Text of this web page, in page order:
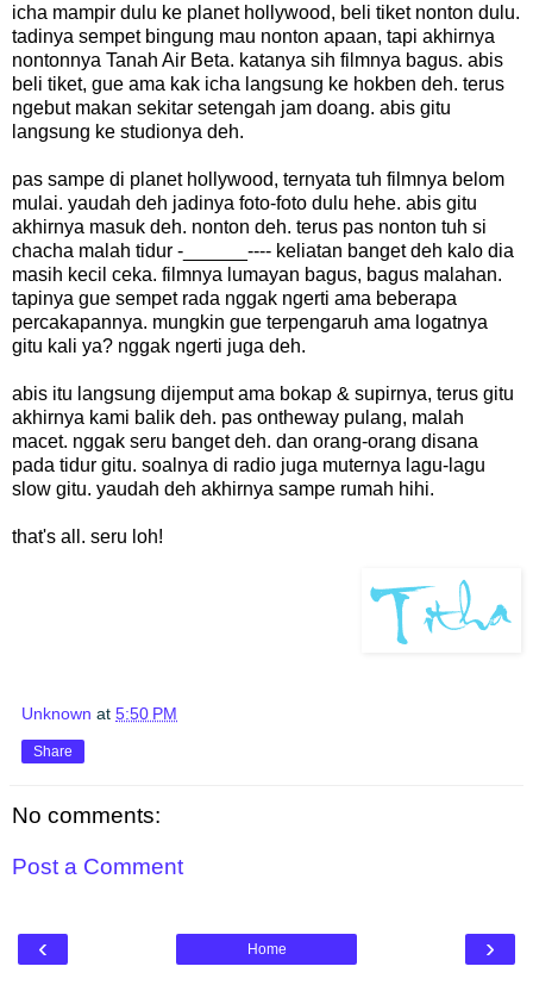
icha mampir dulu ke planet hollywood, beli tiket nonton dulu.
tadinya sempet bingung mau nonton apaan, tapi akhirnya
nontonnya Tanah Air Beta. katanya sih filmnya bagus. abis
beli tiket, gue ama kak icha langsung ke hokben deh. terus
ngebut makan sekitar setengah jam doang. abis gitu
langsung ke studionya deh.
pas sampe di planet hollywood, ternyata tuh filmnya belom
mulai. yaudah deh jadinya foto-foto dulu hehe. abis gitu
akhirnya masuk deh. nonton deh. terus pas nonton tuh si
chacha malah tidur -______---- keliatan banget deh kalo dia
masih kecil ceka. filmnya lumayan bagus, bagus malahan.
tapinya gue sempet rada nggak ngerti ama beberapa
percakapannya. mungkin gue terpengaruh ama logatnya
gitu kali ya? nggak ngerti juga deh.
abis itu langsung dijemput ama bokap & supirnya, terus gitu
akhirnya kami balik deh. pas ontheway pulang, malah
macet. nggak seru banget deh. dan orang-orang disana
pada tidur gitu. soalnya di radio juga muternya lagu-lagu
slow gitu. yaudah deh akhirnya sampe rumah hihi.
that's all. seru loh!
Unknown at 5:50 PM
Share
No comments:
Post a Comment
‹ ›
Home